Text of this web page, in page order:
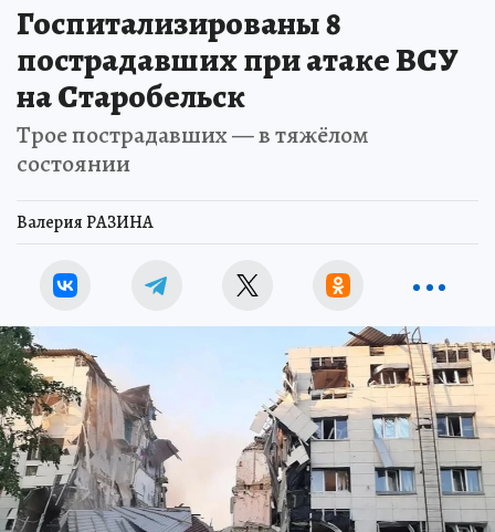
Госпитализированы 8
пострадавших при атаке ВСУ
на Старобельск
Трое пострадавших — в тяжёлом
состоянии
Валерия РАЗИНА